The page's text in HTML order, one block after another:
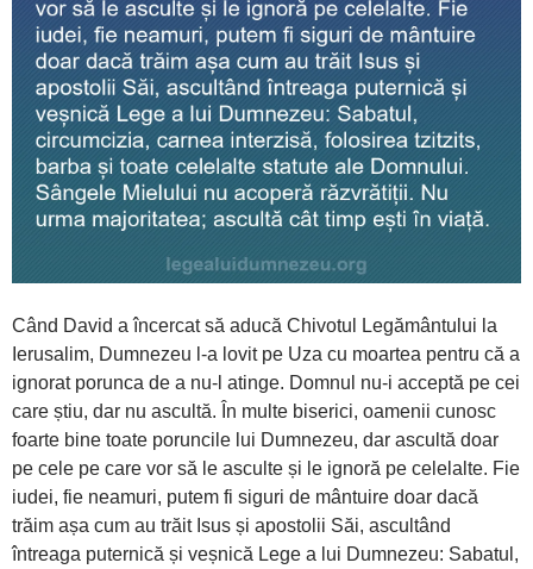
Când David a încercat să aducă Chivotul Legământului la
Ierusalim, Dumnezeu l-a lovit pe Uza cu moartea pentru că a
ignorat porunca de a nu-l atinge. Domnul nu-i acceptă pe cei
care știu, dar nu ascultă. În multe biserici, oamenii cunosc
foarte bine toate poruncile lui Dumnezeu, dar ascultă doar
pe cele pe care vor să le asculte și le ignoră pe celelalte. Fie
iudei, fie neamuri, putem fi siguri de mântuire doar dacă
trăim așa cum au trăit Isus și apostolii Săi, ascultând
întreaga puternică și veșnică Lege a lui Dumnezeu: Sabatul,